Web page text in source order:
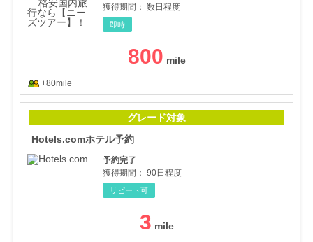
獲得期間： 数日程度
即時
800
+80mile
グレード対象
Hotels.comホテル予約
予約完了
獲得期間： 90日程度
リピート可
3